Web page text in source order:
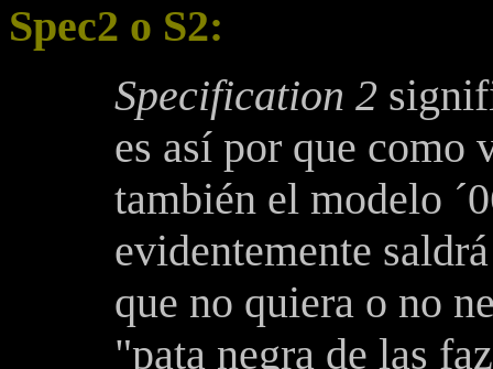
Spec2 o S2:
Specification 2
es así por que como
también el modelo
evidentemente
que no quiera o no
"pata negra de las